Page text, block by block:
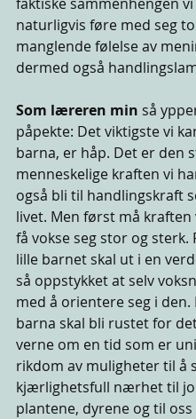
naturligvis føre med seg
manglende følelse av
dermed også
Som læreren min så
påpekte: Det viktigste vi
barna, er håp. Det er den
menneskelige kraften vi
også bli til handlingskraft
livet. Men først må kraften
få vokse seg stor og sterk.
lille barnet skal ut i en
så oppstykket at selv
med å orientere seg i den.
barna skal bli rustet for
verne om en tid som er
rikdom av muligheter til å
kjærlighetsfull nærhet til
plantene, dyrene og til oss